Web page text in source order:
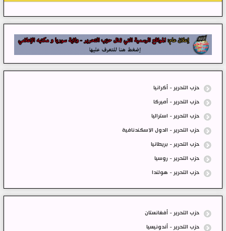
حزب التحرير - أكرانيا
حزب التحرير - أميركا
حزب التحرير - استراليا
حزب التحرير - الدول الاسكندنافية
حزب التحرير - بريطانيا
حزب التحرير - روسيا
حزب التحرير - هولندا
حزب التحرير - أفغانستان
حزب التحرير - أندونيسيا